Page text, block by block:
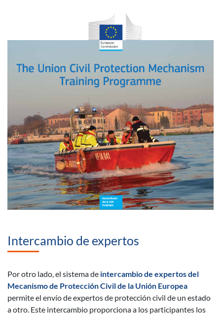
Intercambio de expertos
Por otro lado, el sistema de intercambio de expertos del
Mecanismo de Protección Civil de la Unión Europea
permite el envío de expertos de protección civil de un estado
a otro. Este intercambio proporciona a los participantes los